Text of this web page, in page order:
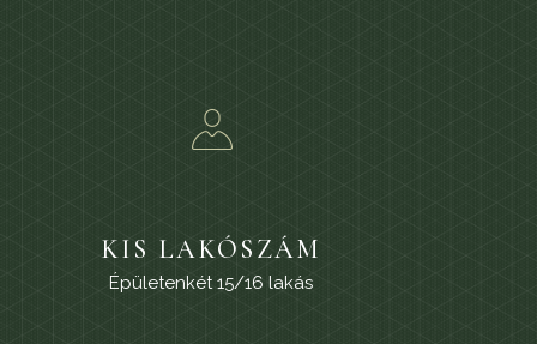
KIS LAKÓSZÁM
Épületenkét 15/16 lakás